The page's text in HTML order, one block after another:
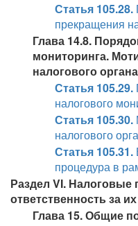
Статья 105.28.
прекращения
Глава 14.8.
мониторинга.
налогового органа
Статья 105.29.
налогового
Статья 105.30.
налогового
Статья 105.31.
процедура в
Раздел VI. Налоговые
ответственность за
Глава 15. Общие